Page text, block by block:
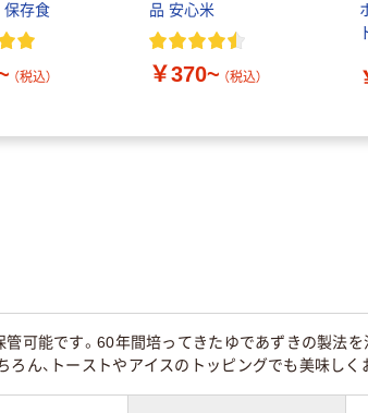
保存食
（税込）
品 安心米
￥370~ （税込）
管可能です。60年間培ってきたゆであずきの製法
ん、トーストやアイスのトッピングでも美味しく